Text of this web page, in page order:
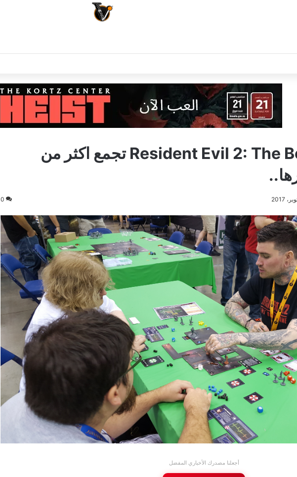
لعبة Resident Evil 2: The Board Game تجمع اكثر من
0
أجعلنا مصدرك الأخباري المفضل